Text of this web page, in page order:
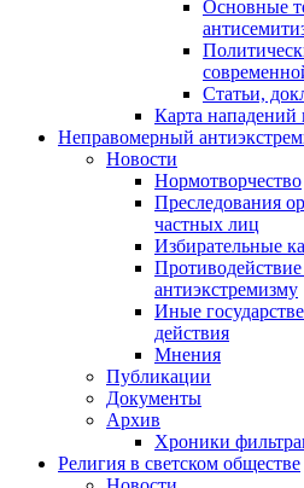
Основные
Статьи,
Карта нападений
Неправомерный
Новости
Нормотворчество
Преследования
частных лиц
Избирательные
антиэкстремизму
Иные
действия
Мнения
Публикации
Документы
Архив
Хроники
Религия в светском обществе